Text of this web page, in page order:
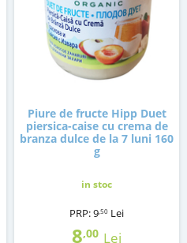
Piure de fructe Hipp Duet
piersica-caise cu crema de
branza dulce de la 7 luni 160
g
in stoc
PRP:9,50 Lei
8,00 Lei